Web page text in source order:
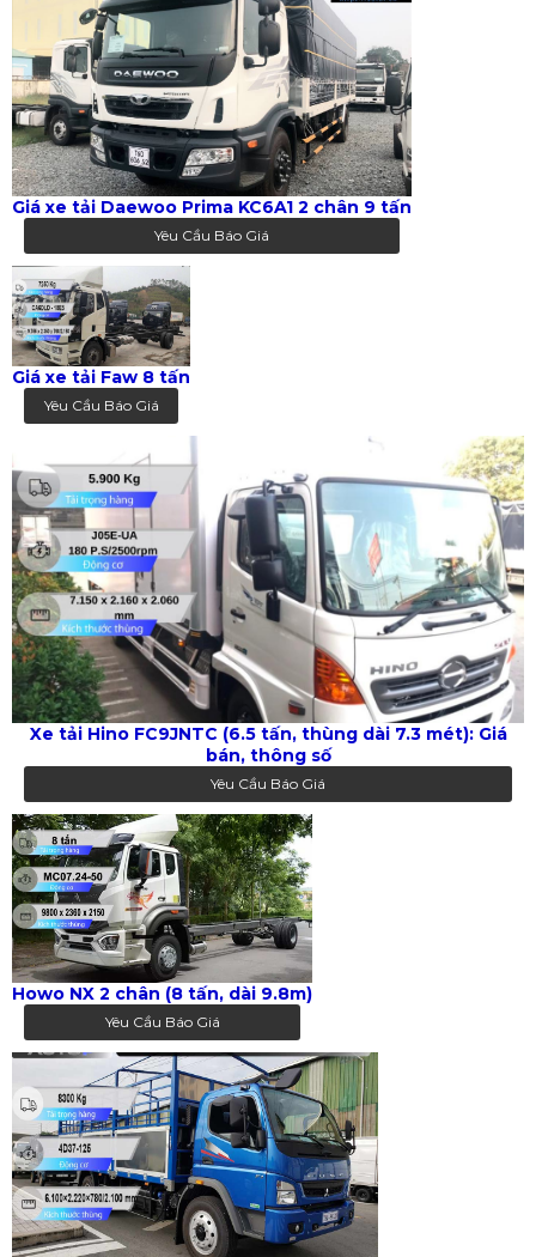
Giá xe tải Daewoo Prima KC6A1 2 chân 9 tấn
Yêu Cầu Báo Giá
Giá xe tải Faw 8 tấn
Yêu Cầu Báo Giá
Xe tải Hino FC9JNTC (6.5 tấn, thùng dài 7.3 mét): Giá
bán, thông số
Yêu Cầu Báo Giá
Howo NX 2 chân (8 tấn, dài 9.8m)
Yêu Cầu Báo Giá